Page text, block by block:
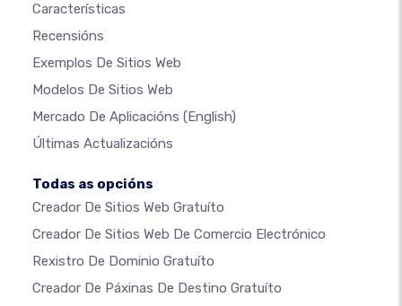
Características
Recensións
Exemplos De Sitios Web
Modelos De Sitios Web
Mercado De Aplicacións (English)
Últimas Actualizacións
Todas as opcións
Creador De Sitios Web Gratuíto
Creador De Sitios Web De Comercio Electrónico
Rexistro De Dominio Gratuíto
Creador De Páxinas De Destino Gratuíto